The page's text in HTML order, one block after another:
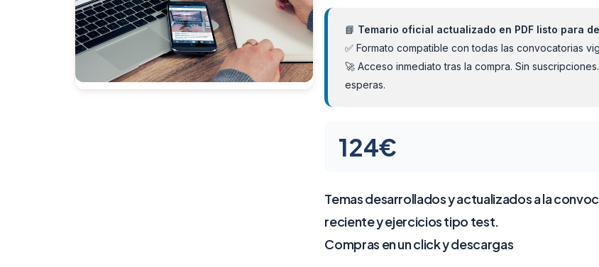
📘 Temario oficial actualizado en PDF listo para
✅ Formato compatible con todas las convocatorias
🚀 Acceso inmediato tras la compra. Sin
esperas.
124€
Temas desarrollados y actualizados a la
reciente y ejercicios tipo test.
Compras en un click y descargas